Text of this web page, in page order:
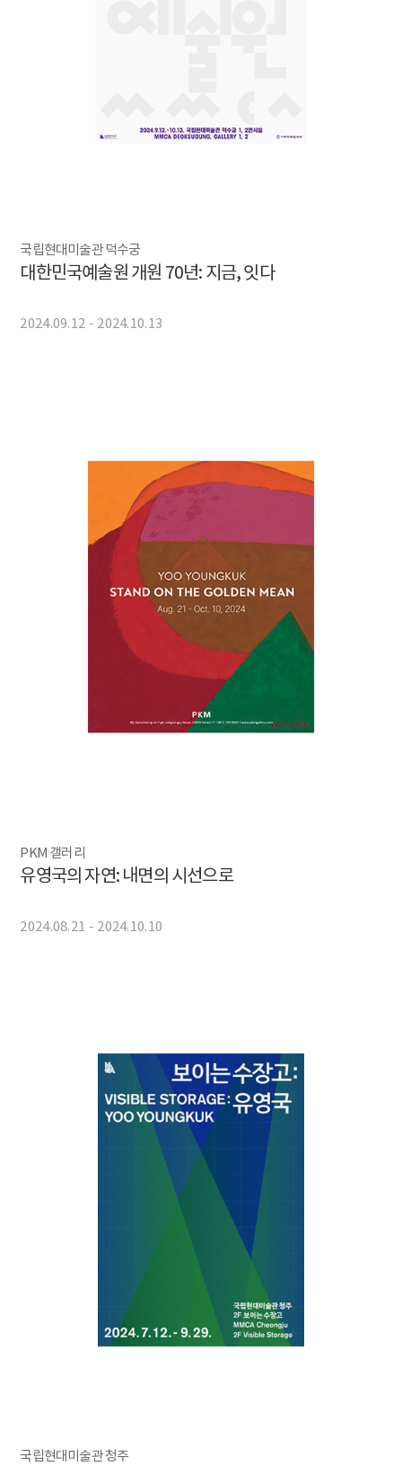
국립현대미술관 덕수궁
대한민국예술원 개원 70년: 지금, 잇다
2024.09.12 - 2024.10.13
PKM 갤러리
유영국의 자연: 내면의 시선으로
2024.08.21 - 2024.10.10
국립현대미술관 청주